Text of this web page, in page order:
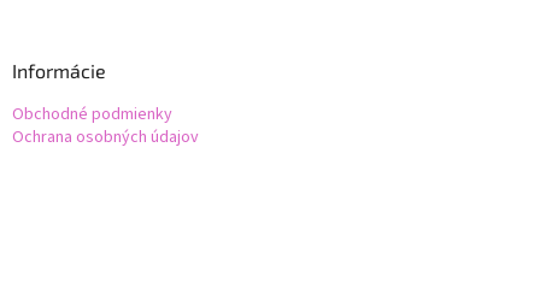
Informácie
Obchodné podmienky
Ochrana osobných údajov